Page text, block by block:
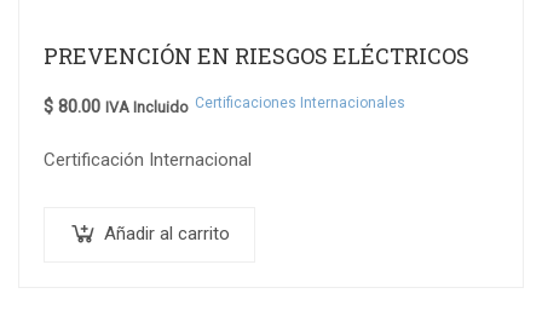
PREVENCIÓN EN RIESGOS ELÉCTRICOS
$ 80.00 IVA Incluido Certificaciones Internacionales
Certificación Internacional
Añadir al carrito